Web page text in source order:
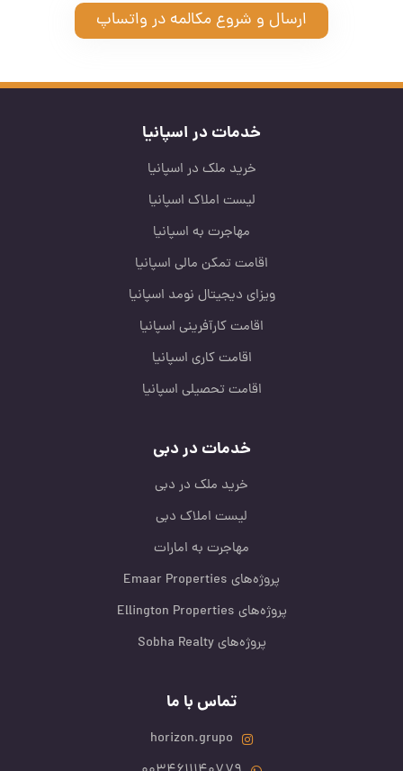
ارسال و شروع مکالمه در واتساپ
خدمات در اسپانیا
خرید ملک در اسپانیا
لیست املاک اسپانیا
مهاجرت به اسپانیا
اقامت تمکن مالی اسپانیا
ویزای دیجیتال نومد اسپانیا
اقامت کارآفرینی اسپانیا
اقامت کاری اسپانیا
اقامت تحصیلی اسپانیا
خدمات در دبی
خرید ملک در دبی
لیست املاک دبی
مهاجرت به امارات
پروژه‌های Emaar Properties
پروژه‌های Ellington Properties
پروژه‌های Sobha Realty
تماس با ما
horizon.grupo